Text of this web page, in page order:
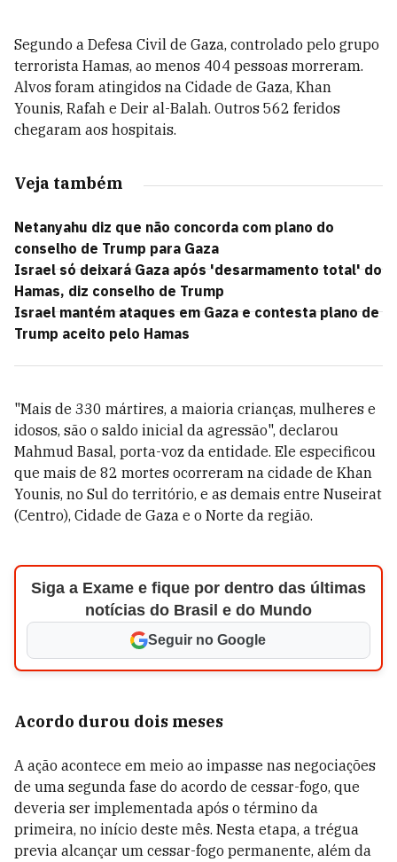
Segundo a Defesa Civil de Gaza, controlado pelo grupo
terrorista Hamas, ao menos 404 pessoas morreram.
Alvos foram atingidos na Cidade de Gaza, Khan
Younis, Rafah e Deir al-Balah. Outros 562 feridos
chegaram aos hospitais.
Veja também
Netanyahu diz que não concorda com plano do
conselho de Trump para Gaza
Israel só deixará Gaza após 'desarmamento total' do
Hamas, diz conselho de Trump
Israel mantém ataques em Gaza e contesta plano de
Trump aceito pelo Hamas
"Mais de 330 mártires, a maioria crianças, mulheres e
idosos, são o saldo inicial da agressão", declarou
Mahmud Basal, porta-voz da entidade. Ele especificou
que mais de 82 mortes ocorreram na cidade de Khan
Younis, no Sul do território, e as demais entre Nuseirat
(Centro), Cidade de Gaza e o Norte da região.
Siga a Exame e fique por dentro das últimas
notícias do Brasil e do Mundo
Seguir no Google
Acordo durou dois meses
A ação acontece em meio ao impasse nas negociações
de uma segunda fase do acordo de cessar-fogo, que
deveria ser implementada após o término da
primeira, no início deste mês. Nesta etapa, a trégua
previa alcançar um cessar-fogo permanente, além da